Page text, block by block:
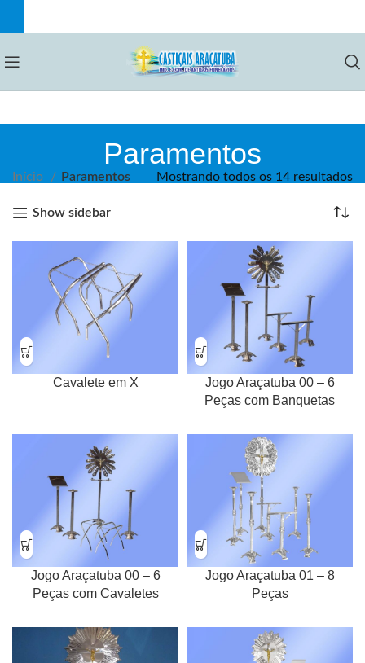
Paramentos
Início Paramentos Mostrando todos os 14 resultados
Show sidebar
Cavalete em X
Jogo Araçatuba 00 – 6
Peças com Banquetas
Jogo Araçatuba 00 – 6
Peças com Cavaletes
Jogo Araçatuba 01 – 8
Peças